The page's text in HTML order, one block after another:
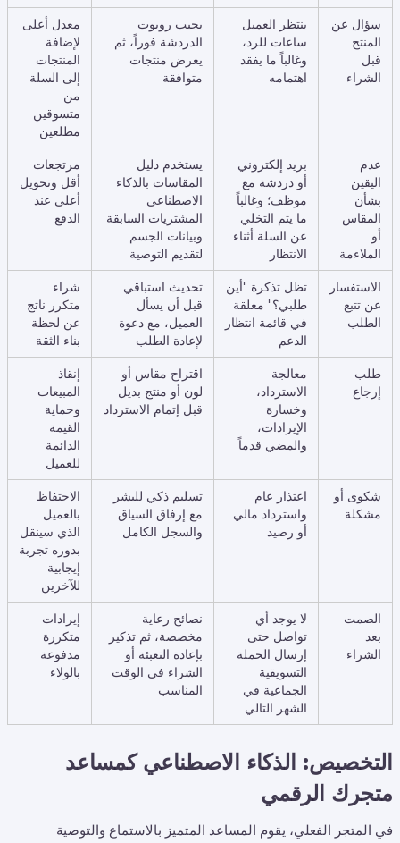
سؤال عن
المنتج
قبل
الشراء
ينتظر العميل
ساعات للرد،
وغالباً ما يفقد
اهتمامه
يجيب روبوت
الدردشة فوراً، ثم
يعرض منتجات
متوافقة
معدل أعلى
لإضافة
المنتجات
إلى السلة
من
متسوقين
مطلعين
عدم
اليقين
بشأن
المقاس
أو
الملاءمة
بريد إلكتروني
أو دردشة مع
موظف؛ وغالباً
ما يتم التخلي
عن السلة أثناء
الانتظار
يستخدم دليل
المقاسات بالذكاء
الاصطناعي
المشتريات السابقة
وبيانات الجسم
لتقديم التوصية
مرتجعات
أقل وتحويل
أعلى عند
الدفع
الاستفسار
عن تتبع
الطلب
تظل تذكرة "أين
طلبي؟" معلقة
في قائمة انتظار
الدعم
تحديث استباقي
قبل أن يسأل
العميل، مع دعوة
لإعادة الطلب
شراء
متكرر ناتج
عن لحظة
بناء الثقة
طلب
إرجاع
معالجة
الاسترداد،
وخسارة
الإيرادات،
والمضي قدماً
اقتراح مقاس أو
لون أو منتج بديل
قبل إتمام الاسترداد
إنقاذ
المبيعات
وحماية
القيمة
الدائمة
للعميل
شكوى أو
مشكلة
اعتذار عام
واسترداد مالي
أو رصيد
تسليم ذكي للبشر
مع إرفاق السياق
والسجل الكامل
الاحتفاظ
بالعميل
الذي سينقل
بدوره تجربة
إيجابية
للآخرين
الصمت
بعد
الشراء
لا يوجد أي
تواصل حتى
إرسال الحملة
التسويقية
الجماعية في
الشهر التالي
نصائح رعاية
مخصصة، ثم تذكير
بإعادة التعبئة أو
الشراء في الوقت
المناسب
إيرادات
متكررة
مدفوعة
بالولاء
التخصيص: الذكاء الاصطناعي كمساعد
متجرك الرقمي
في المتجر الفعلي، يقوم المساعد المتميز بالاستماع والتوصية